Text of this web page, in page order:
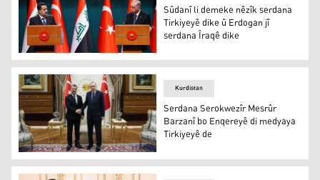
Sûdanî û Erdogan
Sûdanî li demeke nêzîk serdana
Tirkiyeyê dike û Erdogan jî
serdana Îraqê dike
Mesrûr Barzanî û Erdogan
Kurdistan
Serdana Serokwezîr Mesrûr
Barzanî bo Enqereyê di medyaya
Tirkiyeyê de